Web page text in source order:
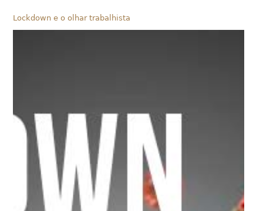
Lockdown e o olhar trabalhista